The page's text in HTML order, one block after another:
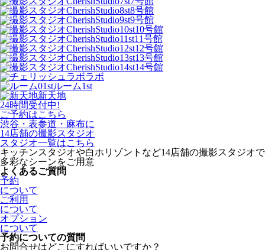
8号館
9号館
10号館
11号館
12号館
13号館
14号館
ラボ
ルーム1st
新天地
24時間受付中!
ご予約はこちら
渋谷・表参道・麻布に
14店舗の撮影スタジオ
スタジオ一覧はこちら
キッチンスタジオや白ホリゾントなど14店舗の撮影スタジオで
多彩なシーンをご用意
よくあるご質問
予約
について
ご利用
について
オプション
について
予約についての質問
お問合せはどこにすればいいですか？